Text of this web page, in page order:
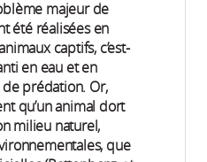
majeur de
été réalisées en
captifs, c’est-
en eau et en
prédation. Or,
qu’un animal dort
milieu naturel,
que